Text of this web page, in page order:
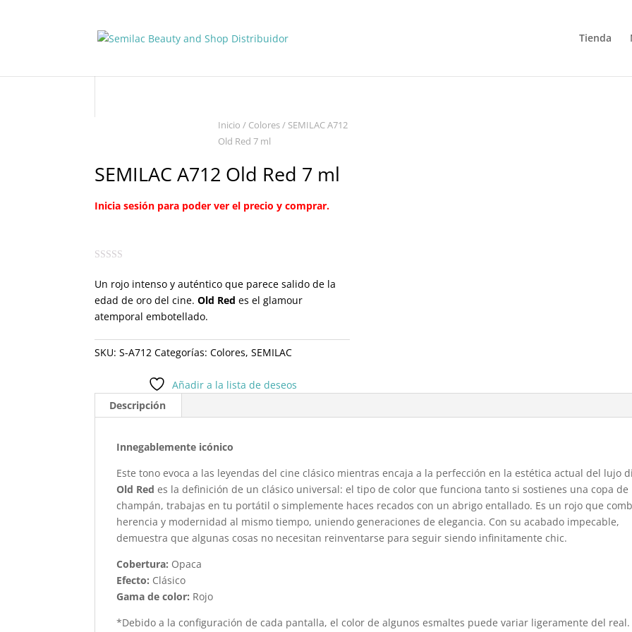
Tienda
Inicio / Colores/ SEMILAC A712
Old Red 7 ml
SEMILAC A712 Old Red 7 ml
Inicia sesión para poder ver el precio y comprar.
Un rojo intenso y auténtico que parece salido de la
edad de oro del cine.Old Red es el glamour
atemporal embotellado.
SKU:S-A712 Categorías:Colores,SEMILAC
Añadir a la lista de deseos
Descripción
Innegablemente icónico
Este tono evoca a las leyendas del cine clásico mientras encaja a la perfección en la estética actual del lujo
Old Red es la definición de un clásico universal: el tipo de color que funciona tanto si sostienes una copa de
champán, trabajas en tu portátil o simplemente haces recados con un abrigo entallado. Es un rojo que
herencia y modernidad al mismo tiempo, uniendo generaciones de elegancia. Con su acabado impecable,
demuestra que algunas cosas no necesitan reinventarse para seguir siendo infinitamente chic.
Cobertura: Opaca
Efecto: Clásico
Gama de color: Rojo
*Debido a la configuración de cada pantalla, el color de algunos esmaltes puede variar ligeramente del real.